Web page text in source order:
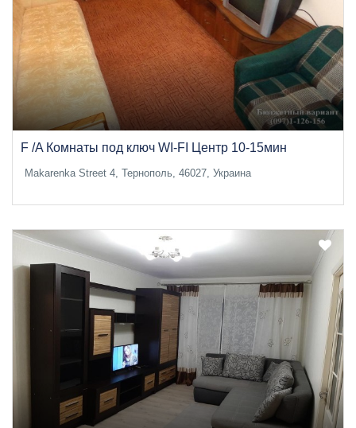
F /A Комнаты под ключ WI-FI Центр 10-15мин
Makarenka Street 4, Тернополь, 46027, Украина